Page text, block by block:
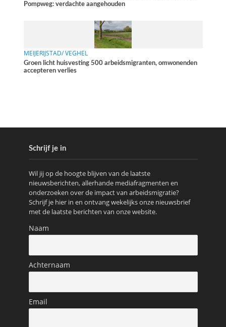
Pompweg: verdachte aangehouden
MEIJERIJSTAD/ VEGHEL
Groen licht huisvesting 500 arbeidsmigranten, omwonenden
accepteren verlies
Schrijf je in
Wil jij op de hoogte blijven van de laatste
nieuwsberichten, allerhande mediafragmenten en
onderzoeken over de impact van arbeidsmigratie?
Schrijf je hier in en ontvang wekelijks onze nieuwsbrief
met de laatste berichten van onze website.
Naam
Achternaam
Email